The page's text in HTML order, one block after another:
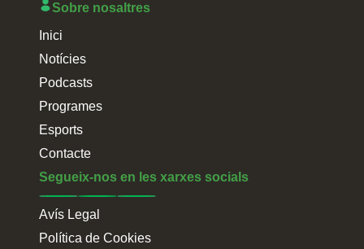
Sobre nosaltres
Inici
Notícies
Podcasts
Programes
Esports
Contacte
Segueix-nos en les xarxes socials
Avís Legal
Política de Cookies